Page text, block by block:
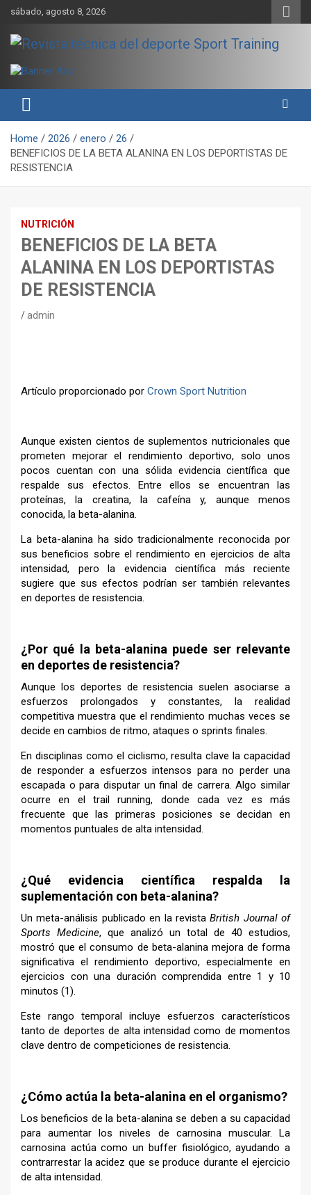
Skip
content
sábado, agosto 8, 2026
Revista técnica del deporte
Sport Training
rendimiento, nutrición y entrenamiento.
Home 2026 enero
26
BENEFICIOS DE LA BETA ALANINA EN LOS DEPORTISTAS DE
RESISTENCIA
NUTRICIÓN
BENEFICIOS DE LA BETA
ALANINA EN LOS DEPORTISTAS
DE RESISTENCIA
admin
Artículo proporcionado por Crown Sport Nutrition
Aunque existen cientos de suplementos nutricionales que
prometen mejorar el rendimiento deportivo, solo unos
pocos cuentan con una sólida evidencia científica que
respalde sus efectos. Entre ellos se encuentran las
proteínas, la creatina, la cafeína y, aunque menos
conocida, la beta-alanina.
La beta-alanina ha sido tradicionalmente reconocida por
sus beneficios sobre el rendimiento en ejercicios de alta
intensidad, pero la evidencia científica más reciente
sugiere que sus efectos podrían ser también relevantes
en deportes de resistencia.
¿Por qué la beta-alanina puede ser relevante
en deportes de resistencia?
Aunque los deportes de resistencia suelen asociarse a
esfuerzos prolongados y constantes, la realidad
competitiva muestra que el rendimiento muchas veces se
decide en cambios de ritmo, ataques o sprints finales.
En disciplinas como el ciclismo, resulta clave la capacidad
de responder a esfuerzos intensos para no perder una
escapada o para disputar un final de carrera. Algo similar
ocurre en el trail running, donde cada vez es más
frecuente que las primeras posiciones se decidan en
momentos puntuales de alta intensidad.
¿Qué evidencia científica respalda la
suplementación con beta-alanina?
Un meta-análisis publicado en la revistaBritish Journal of
Sports Medicine, que analizó un total de 40 estudios,
mostró que el consumo de beta-alanina mejora de forma
significativa el rendimiento deportivo, especialmente en
ejercicios con una duración comprendida entre 1 y 10
minutos (1).
Este rango temporal incluye esfuerzos característicos
tanto de deportes de alta intensidad como de momentos
clave dentro de competiciones de resistencia.
¿Cómo actúa la beta-alanina en el organismo?
Los beneficios de la beta-alanina se deben a su capacidad
para aumentar los niveles de carnosina muscular. La
carnosina actúa como un buffer fisiológico, ayudando a
contrarrestar la acidez que se produce durante el ejercicio
de alta intensidad.